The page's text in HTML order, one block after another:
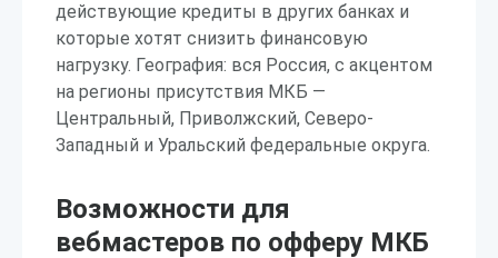
действующие кредиты в других банках и
которые хотят снизить финансовую
нагрузку. География: вся Россия, с акцентом
на регионы присутствия МКБ —
Центральный, Приволжский, Северо-
Западный и Уральский федеральные округа.
Возможности для
вебмастеров по офферу МКБ